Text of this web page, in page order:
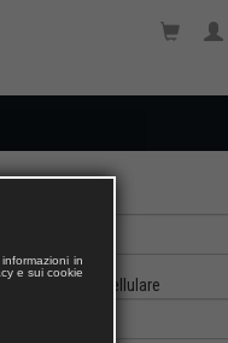
Cellulare
in
e sui cookie